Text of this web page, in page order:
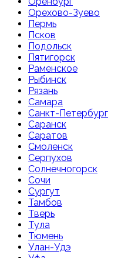
Орехово-Зуево
Пермь
Псков
Подольск
Пятигорск
Раменское
Рыбинск
Рязань
Самара
Санкт-Петербург
Саранск
Саратов
Смоленск
Серпухов
Солнечногорск
Сочи
Сургут
Тамбов
Тверь
Тула
Тюмень
Улан-Удэ